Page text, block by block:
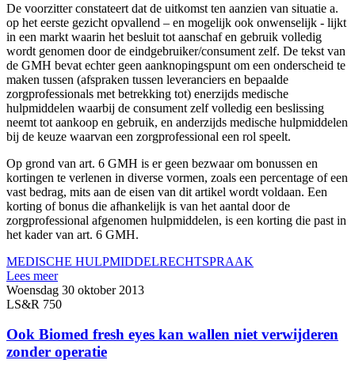
De voorzitter constateert dat de uitkomst ten aanzien van situatie a.
op het eerste gezicht opvallend – en mogelijk ook onwenselijk - lijkt
in een markt waarin het besluit tot aanschaf en gebruik volledig
wordt genomen door de eindgebruiker/consument zelf. De tekst van
de GMH bevat echter geen aanknopingspunt om een onderscheid te
maken tussen (afspraken tussen leveranciers en bepaalde
zorgprofessionals met betrekking tot) enerzijds medische
hulpmiddelen waarbij de consument zelf volledig een beslissing
neemt tot aankoop en gebruik, en anderzijds medische hulpmiddelen
bij de keuze waarvan een zorgprofessional een rol speelt.
Op grond van art. 6 GMH is er geen bezwaar om bonussen en
kortingen te verlenen in diverse vormen, zoals een percentage of een
vast bedrag, mits aan de eisen van dit artikel wordt voldaan. Een
korting of bonus die afhankelijk is van het aantal door de
zorgprofessional afgenomen hulpmiddelen, is een korting die past in
het kader van art. 6 GMH.
MEDISCHE HULPMIDDELRECHTSPRAAK
Lees meer
Woensdag 30 oktober 2013
LS&R 750
Ook Biomed fresh eyes kan wallen niet verwijderen
zonder operatie